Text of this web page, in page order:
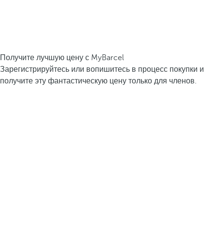
Получите лучшую цену с MyBarcel
Зарегистрируйтесь или вопишитесь в процесс покупки и
получите эту фантастическую цену только для членов.